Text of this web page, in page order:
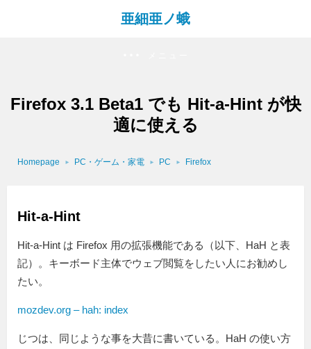
亜細亜ノ蛾
Firefox 3.1 Beta1 でも Hit-a-Hint が快
適に使える
Homepage PC・ゲーム・家電 PC Firefox
Hit-a-Hint
Hit-a-Hint は Firefox 用の拡張機能である（以下、HaH と表
記）。キーボード主体でウェブ閲覧をしたい人にお勧めし
たい。
mozdev.org – hah: index
じつは、同じような事を大昔に書いている。HaH の使い方